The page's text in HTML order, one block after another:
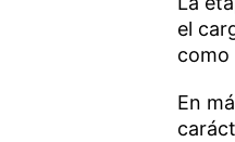
el
como
En